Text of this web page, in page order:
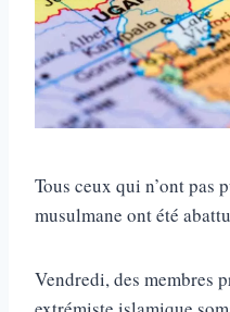
Tous ceux qui n’ont pas
musulmane ont été
Vendredi, des membres